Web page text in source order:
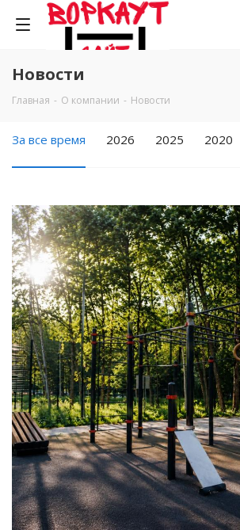
Новости
Главная - О компании - Новости
За все время 2026 2025 2020